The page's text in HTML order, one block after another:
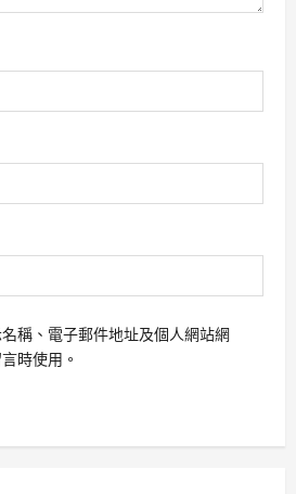
稱、電子郵件地址及個人網站網
時使用。